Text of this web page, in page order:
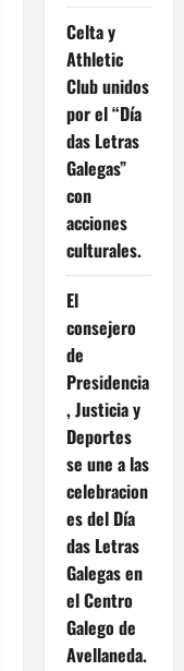
Celta y
Athletic
Club unidos
por el “Día
das Letras
Galegas”
con
acciones
culturales.
El
consejero
de
Presidencia
, Justicia y
Deportes
se une a las
celebracion
es del Día
das Letras
Galegas en
el Centro
Galego de
Avellaneda.